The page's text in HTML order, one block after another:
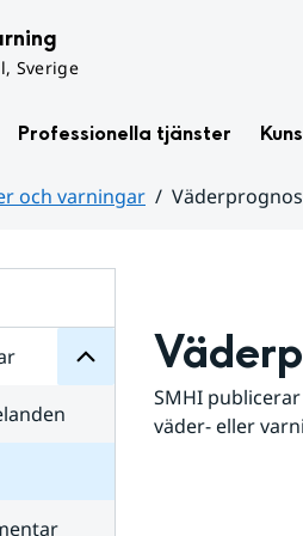
Sverige
Professionella tjänster
och varningar
Väderprognos
för
varningar
SMHI
väder- eller